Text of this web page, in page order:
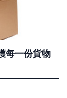
每一份貨物